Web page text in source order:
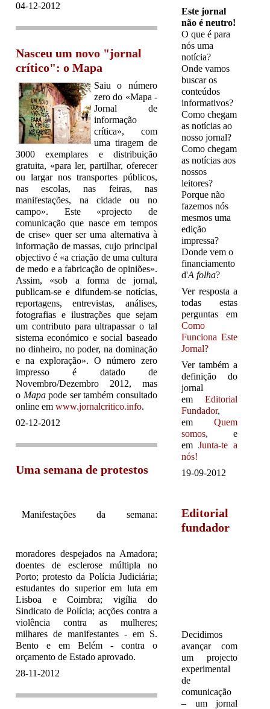
04-12-2012
Nasceu um novo "jornal
crítico": o Mapa
Saiu o número
zero do «Mapa -
Jornal de
informação
crítica», com
uma tiragem de
3000 exemplares e distribuição
gratuita, «para ler, partilhar, oferecer
ou largar nos transportes públicos,
nas escolas, nas feiras, nas
manifestações, na cidade ou no
campo». Este «projecto de
comunicação que nasce em tempos
de crise» quer ser uma alternativa à
informação de massas, cujo principal
objectivo é «a criação de uma cultura
de medo e a fabricação de opiniões».
Assim, «sob a forma de jornal,
publicam-se e difundem-se notícias,
reportagens, entrevistas, análises,
fotografias e ilustrações que sejam
um contributo para ultrapassar o tal
sistema económico e social baseado
no dinheiro, no poder, na dominação
e na exploração». O número zero
impresso é datado de
Novembro/Dezembro 2012, mas
o Mapapode ser também consultado
online em www.jornalcritico.info.
02-12-2012
Uma semana de protestos
Manifestações da semana:
moradores despejados na Amadora;
doentes de esclerose múltipla no
Porto; protesto da Polícia Judiciária;
estudantes do superior em luta em
Lisboa e Coimbra; vigília do
Sindicato de Polícia; acções contra a
violência contra as mulheres;
milhares de manifestantes - em S.
Bento e em Belém - contra o
orçamento de Estado aprovado.
28-11-2012
Este jornal
não é neutro!
O que é para
nós uma
notícia?
Onde vamos
buscar os
conteúdos
informativos?
Como chegam
as notícias ao
nosso jornal?
Como chegam
as notícias aos
nossos
leitores?
Porque não
fazemos nós
mesmos uma
edição
impressa?
Donde vem o
financiamento
d'A folha?
Ver resposta a
todas estas
perguntas em
Como
Funciona Este
Jornal?
Ver também a
definição do
jornal
emEditorial
Fundador,
emQuem
somos, e
emJunta-te a
nós!
19-09-2012
Editorial
fundador
Decidimos
avançar com
um projecto
experimental
de
comunicação
– um jornal